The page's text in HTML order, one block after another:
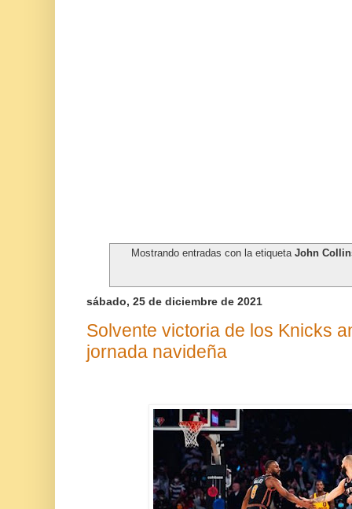
Mostrando entradas con la etiquetaJohn
sábado, 25 de diciembre de 2021
Solvente victoria de los Knicks
jornada navideña